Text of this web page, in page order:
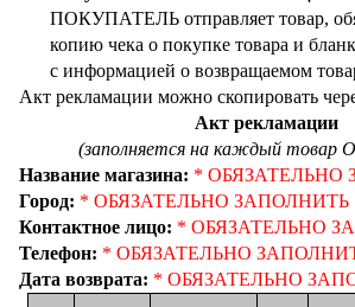
ПОКУПАТЕЛЬ отправляет товар,
копию чека о покупке товара и бланк
с информацией о возвращаемом
Акт рекламации можно скопировать
Акт рекламации
(заполняется на каждый
Название магазина: * ОБЯЗАТЕЛЬНО
Город: * ОБЯЗАТЕЛЬНО ЗАПОЛНИТЬ
Контактное лицо: * ОБЯЗАТЕЛЬНО
Телефон: * ОБЯЗАТЕЛЬНО
Дата возврата: * ОБЯЗАТЕЛЬНО